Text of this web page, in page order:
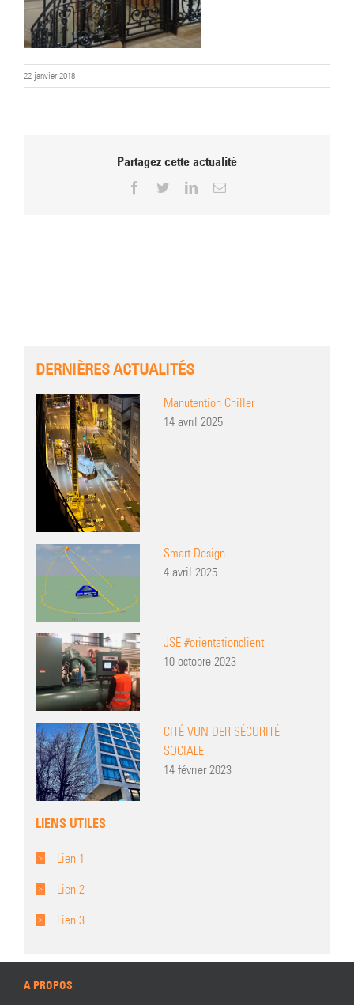
22 janvier 2018
Partagez cette actualité
Facebook
TwitterLinkedInEmail
DERNIÈRES ACTUALITÉS
Manutention Chiller
14 avril 2025
Smart Design
4 avril 2025
JSE #orientationclient
10 octobre 2023
CITÉ VUN DER SÉCURITÉ
SOCIALE
14 février 2023
LIENS UTILES
Lien 1
Lien 2
Lien 3
A PROPOS